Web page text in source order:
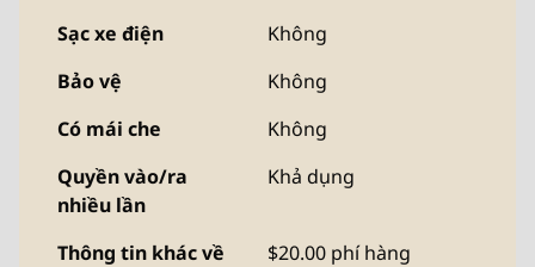
Sạc xe điện
Không
Bảo vệ
Không
Có mái che
Không
Quyền vào/ra
nhiều lần
Khả dụng
Thông tin khác về
$20.00 phí hàng